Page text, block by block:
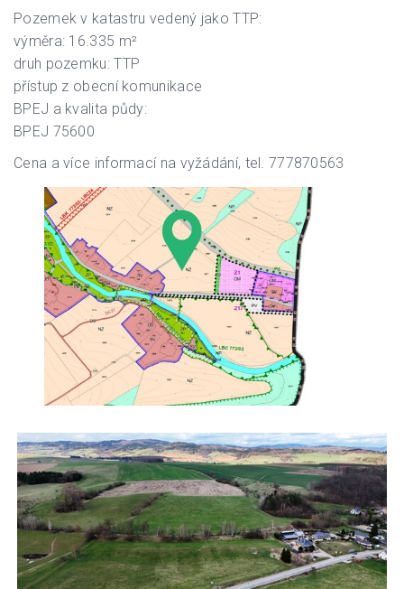
Pozemek v katastru vedený jako TTP:
výměra: 16.335 m²
druh pozemku: TTP
přístup z obecní komunikace
BPEJ a kvalita půdy:
BPEJ 75600
Cena a více informací na vyžádání, tel. 777870563